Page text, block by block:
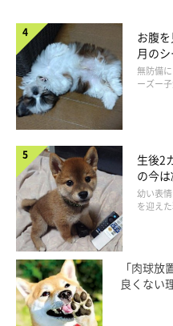
別の日の様子 ソファの背もたれに
＠miesakusaku39
飼い主さんには、ふだんのさ
た。
飼い主さん：
「ドライブが好きで、週末に
て、なぜかソファの背もたれ
んこです」
お腹
月の
添う
無防備
ーズー
生後2
の今
りく
幼い表
を迎え
「肉球
良くない